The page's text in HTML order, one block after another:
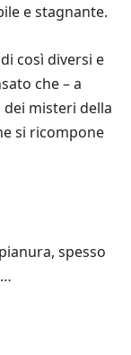
e stagnante.
così diversi e
che – a
misteri della
si ricompone
spesso